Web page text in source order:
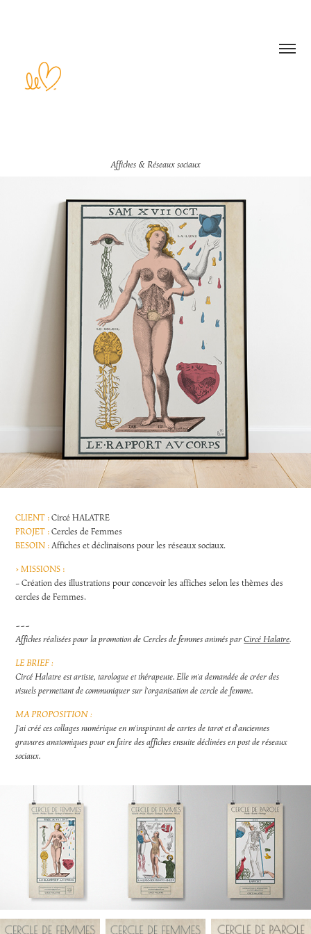
Affiches & Réseaux sociaux
CLIENT :Circé HALATRE
PROJET :Cercles de Femmes
BESOIN :Affiches et déclinaisons pour les réseaux sociaux.
> MISSIONS :
- Création des illustrations pour concevoir les affiches selon les thèmes des
cercles de Femmes.
---
Affiches réalisées pour la promotion de Cercles de femmes animés parCircé Halatre.
LE BRIEF :
Circé Halatre est artiste, tarologue et thérapeute. Elle m'a demandée de créer des
visuels permettant de communiquer sur l'organisation de cercle de femme.
MA PROPOSITION :
J'ai créé ces collages numérique en m'inspirant de cartes de tarot et d'anciennes
gravures anatomiques pour en faire des affiches ensuite déclinées en post de réseaux
sociaux.